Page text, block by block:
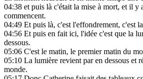
04:38 et puis là c'était la mise à mort, et il y
commencent.
04:49 Et puis là, c'est l'effondrement, c'est
04:56 Et puis en fait ici, l'idée c'est que la
dessous.
05:06 C'est le matin, le premier matin du
05:10 La lumière revient par en dessous et
monde.